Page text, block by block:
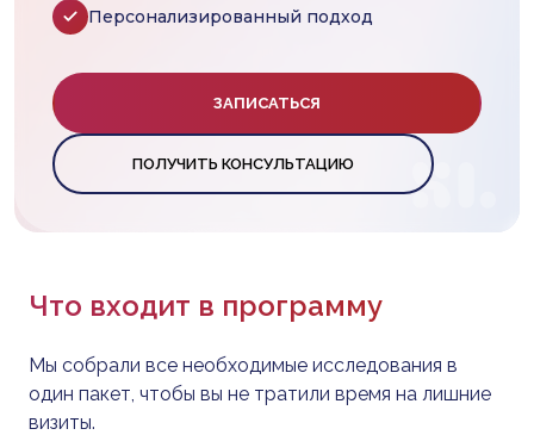
Персонализированный подход
ЗАПИСАТЬСЯ
ПОЛУЧИТЬ КОНСУЛЬТАЦИЮ
Что входит в программу
Мы собрали все необходимые исследования в
один пакет, чтобы вы не тратили время на лишние
визиты.